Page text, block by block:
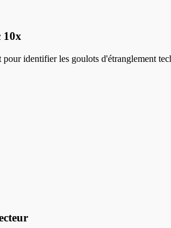
10x
identifier les goulots d'étranglement